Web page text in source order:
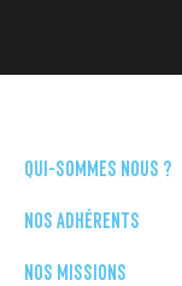
QUI-SOMMES NOUS ?
NOS ADHÉRENTS
NOS MISSIONS